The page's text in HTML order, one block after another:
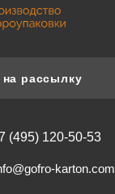
рассылку
(495) 120-50-53
karton.com